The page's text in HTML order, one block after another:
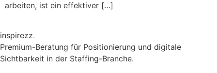
arbeiten, ist ein effektiver […]
inspirezz.
Premium-Beratung für Positionierung und digitale
Sichtbarkeit in der Staffing-Branche.